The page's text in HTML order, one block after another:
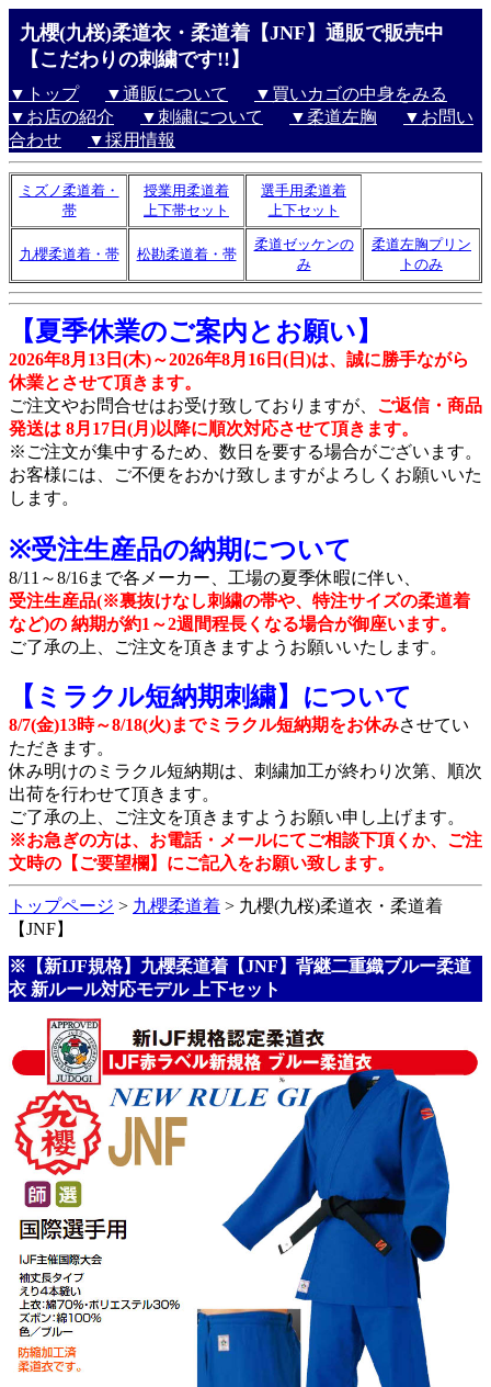
九櫻(九桜)柔道衣・柔道着【JNF】通販で販売中
【こだわりの刺繍です!!】
▼トップ ▼通販について
▼買いカゴの中身をみる
▼お店の紹介
▼刺繍について ▼柔道左胸
▼お問い
合わせ
▼採用情報
ミズノ柔道着・
帯
授業用柔道着
上下帯セット
選手用柔道着
上下セット
九櫻柔道着・帯 松勘柔道着・帯
柔道ゼッケンの
み
柔道左胸プリン
トのみ
【夏季休業のご案内とお願い】
2026年8月13日(木)～2026年8月16日(日)は、誠に勝手ながら
休業とさせて頂きます。
ご注文やお問合せはお受け致しておりますが、 ご返信・商品
発送は 8月17日(月)以降に順次対応させて頂きます。
※ご注文が集中するため、数日を要する場合がございます。
お客様には、ご不便をおかけ致しますがよろしくお願いいた
します。
※受注生産品の納期について
8/11～8/16まで各メーカー、工場の夏季休暇に伴い、
受注生産品(※裏抜けなし刺繍の帯や、特注サイズの柔道着
など)の 納期が約1～2週間程長くなる場合が御座います。
ご了承の上、ご注文を頂きますようお願いいたします。
【ミラクル短納期刺繍】について
8/7(金)13時～8/18(火)までミラクル短納期をお休みさせてい
ただきます。
休み明けのミラクル短納期は、刺繍加工が終わり次第、順次
出荷を行わせて頂きます。
ご了承の上、ご注文を頂きますようお願い申し上げます。
※お急ぎの方は、お電話・メールにてご相談下頂くか、ご注
文時の【ご要望欄】にご記入をお願い致します。
トップページ > 九櫻柔道着 > 九櫻(九桜)柔道衣・柔道着
【JNF】
※【新IJF規格】九櫻柔道着【JNF】背継二重織ブルー柔道
衣 新ルール対応モデル 上下セット